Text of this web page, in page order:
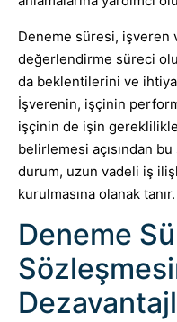
Deneme süresi, işveren
değerlendirme süreci
da beklentilerini ve
İşverenin, işçinin
işçinin de işin
belirlemesi açısından
durum, uzun vadeli iş
kurulmasına olanak tanır.
Deneme